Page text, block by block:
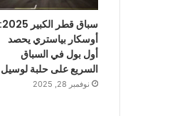
سباق قطر الكبير 2025:
أوسكار بياستري يحصد
أول بول في السباق
السريع على حلبة لوسيل
نوفمبر 28, 2025